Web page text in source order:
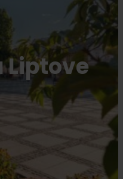
Liptove